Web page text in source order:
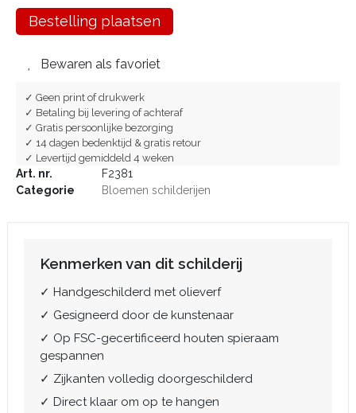
Bestelling plaatsen
Bewaren als favoriet
✓ Geen print of drukwerk
✓ Betaling bij levering of achteraf
✓ Gratis persoonlijke bezorging
✓ 14 dagen bedenktijd & gratis retour
✓ Levertijd gemiddeld 4 weken
Art. nr.
F2381
Categorie
Bloemen schilderijen
Kenmerken van dit schilderij
✓ Handgeschilderd met olieverf
✓ Gesigneerd door de kunstenaar
✓ Op FSC-gecertificeerd houten spieraam
gespannen
✓ Zijkanten volledig doorgeschilderd
✓ Direct klaar om op te hangen